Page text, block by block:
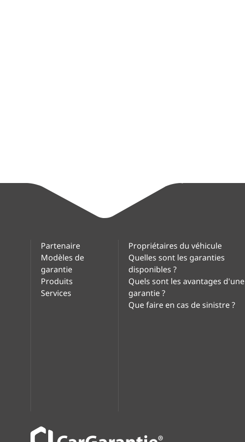
Partenaire
Modèles de
garantie
Produits
Services
Propriétaires du véhicule
Quelles sont les garanties
disponibles ?
Quels sont les avantages d'une
garantie ?
Que faire en cas de sinistre ?